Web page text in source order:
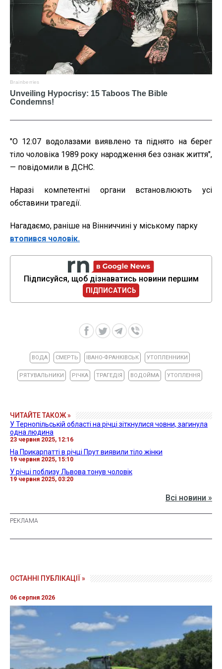
"О 12:07 водолазами виявлено та піднято на берег
тіло чоловіка 1989 року народження без ознак життя",
— повідомили в ДСНС.
Наразі компетентні органи встановлюють усі
обставини трагедії.
Нагадаємо, раніше на Вінниччині у міському парку
втопився чоловік.
Підписуйся, щоб дізнаватись новини першим
ПІДПИСАТИСЬ
ВОДА СМЕРТЬ ІВАНО-ФРАНКІВСЬК УТОПЛЕННИКИ
РЯТУВАЛЬНИКИ РІЧКА ТРАГЕДІЯ ВОДОЙМА УТОПЛЕННЯ
ЧИТАЙТЕ ТАКОЖ »
У Тернопільській області на річці зіткнулися човни, загинула
одна людина
23 червня 2025, 12:16
На Прикарпатті в річці Прут виявили тіло жінки
19 червня 2025, 15:10
У річці поблизу Львова тонув чоловік
19 червня 2025, 03:20
Всі новини »
ОСТАННІ ПУБЛІКАЦІЇ »
06 серпня 2026